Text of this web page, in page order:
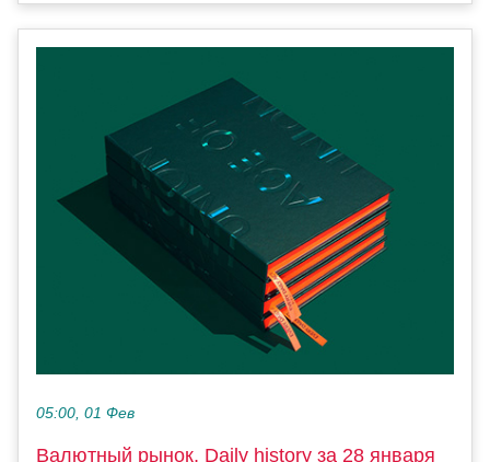
05:00, 01 Фев
Валютный рынок, Daily history за 28 января